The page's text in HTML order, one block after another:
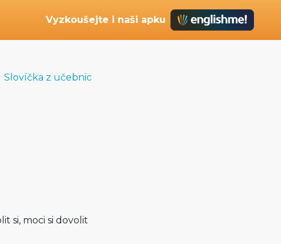
Vyzkoušejte i naši apku
Slovíčka z učebnic
si, moci si dovolit